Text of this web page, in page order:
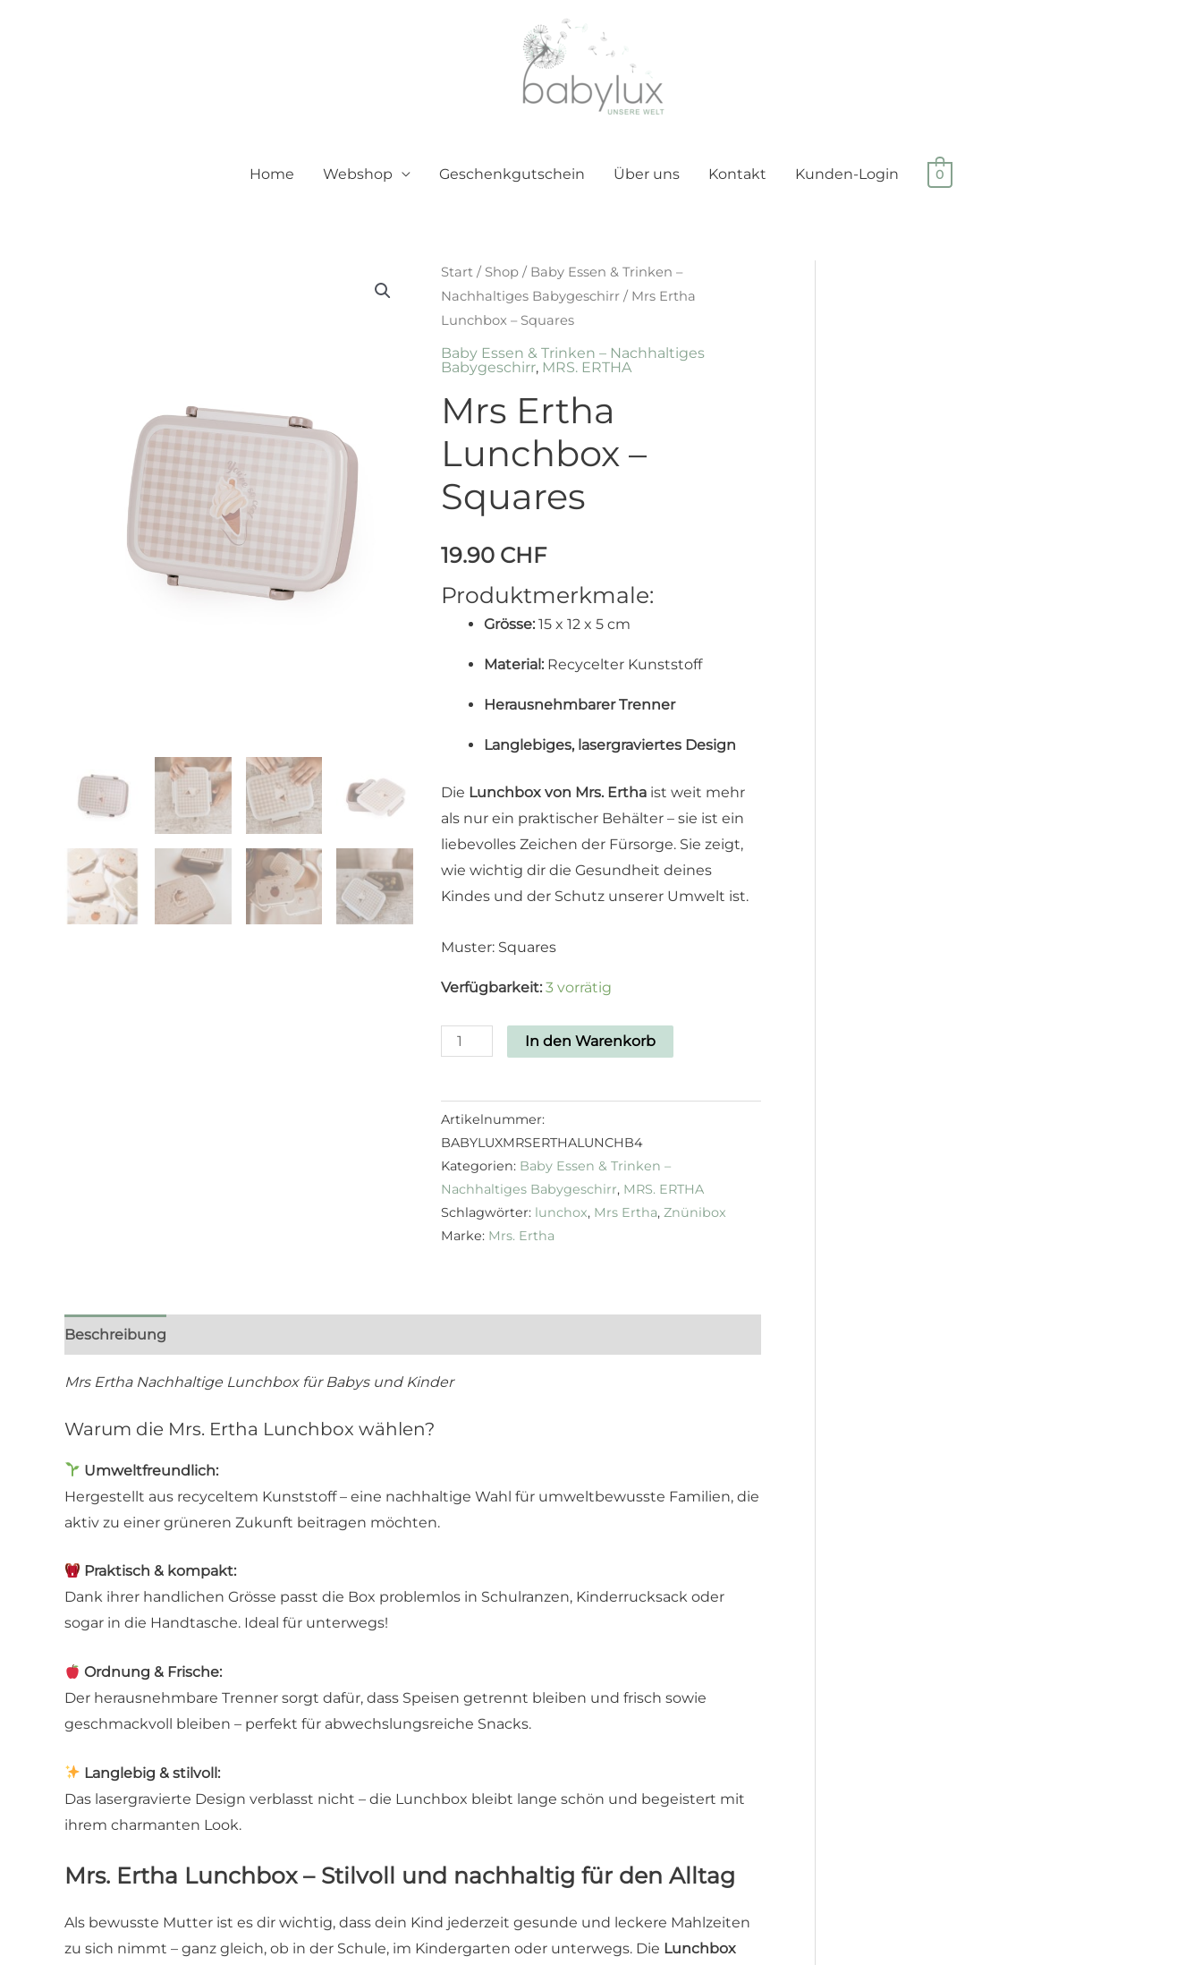
Home Webshop Geschenkgutschein Über uns Kontakt Kunden-Login 0
Start/ Shop/ Baby Essen & Trinken –
Nachhaltiges Babygeschirr/ Mrs Ertha
Lunchbox – Squares
Baby Essen & Trinken – Nachhaltiges
Babygeschirr, MRS. ERTHA
Mrs Ertha
Lunchbox –
Squares
19.90 CHF
Produktmerkmale:
Grösse:15 x 12 x 5 cm
Material:Recycelter Kunststoff
Herausnehmbarer Trenner
Langlebiges, lasergraviertes Design
Die Lunchbox von Mrs. Erthaist weit mehr
als nur ein praktischer Behälter – sie ist ein
liebevolles Zeichen der Fürsorge. Sie zeigt,
wie wichtig dir die Gesundheit deines
Kindes und der Schutz unserer Umwelt ist.
Muster: Squares
Verfügbarkeit: 3 vorrätig
In den Warenkorb
Artikelnummer:
BABYLUXMRSERTHALUNCHB4
Kategorien: Baby Essen & Trinken –
Nachhaltiges Babygeschirr, MRS. ERTHA
Schlagwörter: lunchox, Mrs Ertha, Znünibox
Marke: Mrs. Ertha
Beschreibung
Mrs Ertha Nachhaltige Lunchbox für Babys und Kinder
Warum die Mrs. Ertha Lunchbox wählen?
Umweltfreundlich:
Hergestellt aus recyceltem Kunststoff – eine nachhaltige Wahl für umweltbewusste Familien, die
aktiv zu einer grüneren Zukunft beitragen möchten.
Praktisch & kompakt:
Dank ihrer handlichen Grösse passt die Box problemlos in Schulranzen, Kinderrucksack oder
sogar in die Handtasche. Ideal für unterwegs!
Ordnung & Frische:
Der herausnehmbare Trenner sorgt dafür, dass Speisen getrennt bleiben und frisch sowie
geschmackvoll bleiben – perfekt für abwechslungsreiche Snacks.
Langlebig & stilvoll:
Das lasergravierte Design verblasst nicht – die Lunchbox bleibt lange schön und begeistert mit
ihrem charmanten Look.
Mrs. Ertha Lunchbox – Stilvoll und nachhaltig für den Alltag
Als bewusste Mutter ist es dir wichtig, dass dein Kind jederzeit gesunde und leckere Mahlzeiten
zu sich nimmt – ganz gleich, ob in der Schule, im Kindergarten oder unterwegs. Die Lunchbox